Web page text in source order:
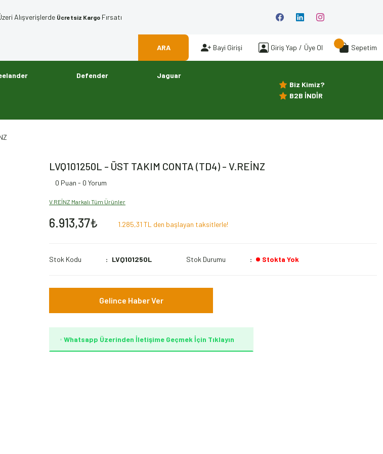
Alışverişlerde Ücretsiz Kargo Fırsatı
ARA Bayi Girişi Giriş Yap / Üye Ol Sepetim
Defender Jaguar
Biz Kimiz?
B2B İNDİR
LVQ101250L - ÜST TAKIM CONTA (TD4) - V.REİNZ
0 Puan - 0 Yorum
V.REİNZ Markalı Tüm Ürünler
6.913,37₺ 1.285,31 TL den başlayan taksitlerle!
Stok Kodu LVQ101250L Stok Durumu Stokta Yok
Gelince Haber Ver
Whatsapp Üzerinden İletişime Geçmek İçin Tıklayın